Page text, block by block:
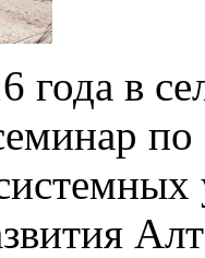
года в